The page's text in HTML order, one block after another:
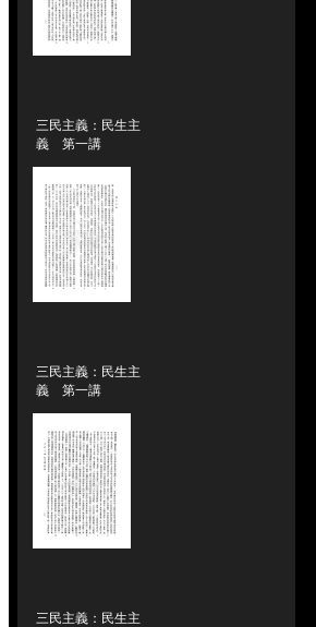
三民主義：民生主
義 第一講
三民主義：民生主
義 第一講
三民主義：民生主